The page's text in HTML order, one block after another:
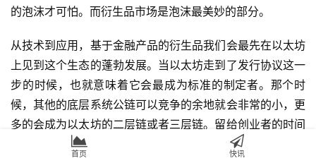
的泡沫才可怕。而衍生品市场是泡沫最美妙的部分。
从技术到应用，基于金融产品的衍生品我们会最先在以太坊
上见到这个生态的蓬勃发展。当以太坊走到了发行协议这一
步的时候，也就意味着它会最成为标准的制定者。那个时
候，其他的底层系统公链可以竞争的余地就会非常的小，更
多的会成为以太坊的二层链或者三层链。留给创业者的时间
不多了，那些妄想以太坊将倒塌的人基本无一例外的会成为
首页 快讯